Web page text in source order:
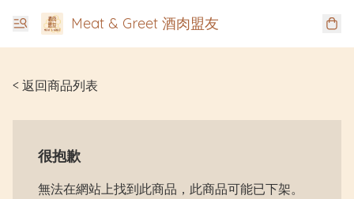
Meat & Greet 酒肉盟友
< 返回商品列表
很抱歉
無法在網站上找到此商品，此商品可能已下架。